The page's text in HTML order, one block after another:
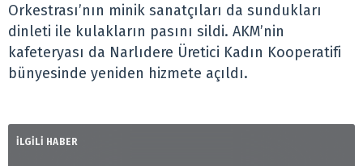
Orkestrası’nın minik sanatçıları da sundukları
dinleti ile kulakların pasını sildi. AKM’nin
kafeteryası da Narlıdere Üretici Kadın Kooperatifi
bünyesinde yeniden hizmete açıldı.
İLGİLİ HABER